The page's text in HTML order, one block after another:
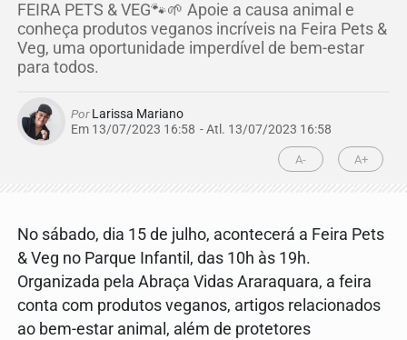
FEIRA PETS & VEG🐾🌱 Apoie a causa animal e
conheça produtos veganos incríveis na Feira Pets &
Veg, uma oportunidade imperdível de bem-estar
para todos.
PorLarissa Mariano
Em 13/07/2023 16:58 - Atl. 13/07/2023 16:58
A- A+
No sábado, dia 15 de julho, acontecerá a Feira Pets
& Veg no Parque Infantil, das 10h às 19h.
Organizada pela Abraça Vidas Araraquara, a feira
conta com produtos veganos, artigos relacionados
ao bem-estar animal, além de protetores